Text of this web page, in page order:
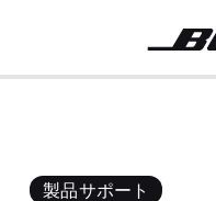
製品サポート